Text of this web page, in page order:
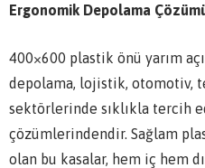
Ergonomik Depolama
400×600 plastik önü yarım
depolama, lojistik, otomotiv,
sektörlerinde sıklıkla tercih
çözümlerindendir. Sağlam
olan bu kasalar, hem iç hem